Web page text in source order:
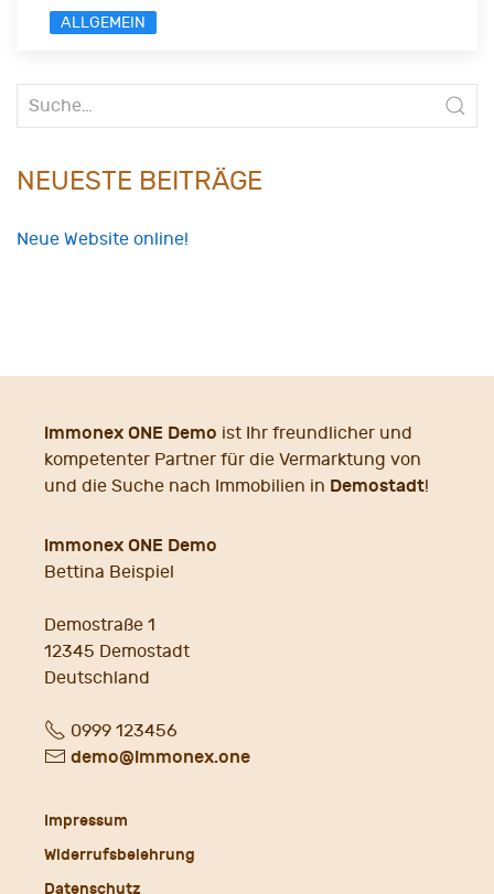
ALLGEMEIN
Suche
nach:
NEUESTE BEITRÄGE
Neue Website online!
immonex ONE Demo ist Ihr freundlicher und
kompetenter Partner für die Vermarktung von
und die Suche nach Immobilien in Demostadt!
immonex ONE Demo
Bettina Beispiel
Demostraße 1
12345 Demostadt
Deutschland
Fon0999 123456
E- demo@immonex.one
Impressum
Widerrufsbelehrung
Datenschutz